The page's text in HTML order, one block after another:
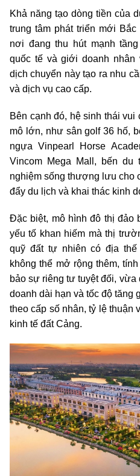
Khả năng tạo dòng tiền của
trung tâm phát triển mới
nơi đang thu hút mạnh
quốc tế và giới doanh
dịch chuyển này tạo ra nhu
và dịch vụ cao cấp.
Bên cạnh đó, hệ sinh thái
mô lớn, như sân golf 36 hố,
ngựa Vinpearl Horse
Vincom Mega Mall, bến
nghiệm sống thượng lưu cho
đẩy du lịch và khai thác kinh
Đặc biệt, mô hình đô thị đảo
yếu tố khan hiếm mà thị
quỹ đất tự nhiên có địa
không thể mở rộng thêm,
bảo sự riêng tư tuyệt đối, vừa
doanh dài hạn và tốc độ tăng
theo cấp số nhân, tỷ lệ thuận
kinh tế đất Cảng.